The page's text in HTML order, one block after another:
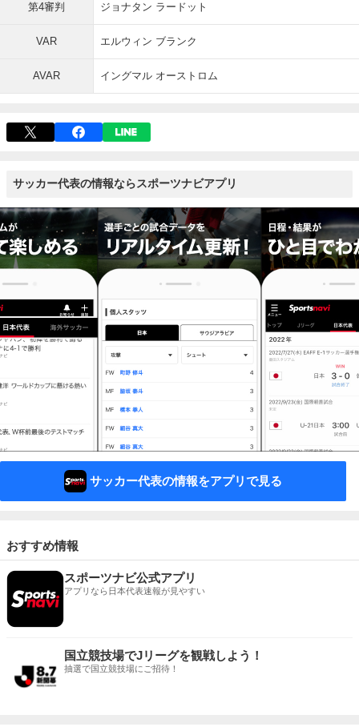
第4審判 ジョナタン ラードット
VAR エルウィン ブランク
AVAR イングマル オーストロム
サッカー代表の情報ならスポーツナビアプリ
サッカー代表の情報をアプリで見る
おすすめ情報
スポーツナビ公式アプリ
アプリなら日本代表速報が見やすい
国立競技場でJリーグを観戦しよう！
抽選で国立競技場にご招待！